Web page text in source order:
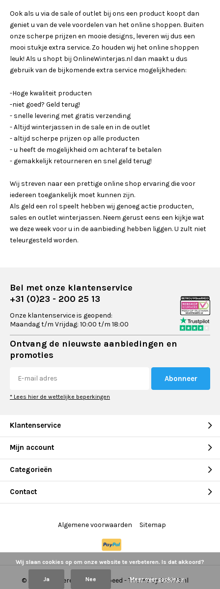
Ook als u via de sale of outlet bij ons een product koopt dan
geniet u van de vele voordelen van het online shoppen. Buiten
onze scherpe prijzen en mooie designs, leveren wij dus een
mooi stukje extra service. Zo houden wij het online shoppen
leuk! Als u shopt bij OnlineWinterjas.nl dan maakt u dus
gebruik van de bijkomende extra service mogelijkheden:
-Hoge kwaliteit producten
-niet goed? Geld terug!
- snelle levering met gratis verzending
- Altijd winterjassen in de sale en in de outlet
- altijd scherpe prijzen op alle producten
- u heeft de mogelijkheid om achteraf te betalen
- gemakkelijk retourneren en snel geld terug!
Wij streven naar een prettige online shop ervaring die voor
iedereen toegankelijk moet kunnen zijn.
Als geld een rol speelt hebben wij genoeg actie producten,
sales en outlet winterjassen. Neem gerust eens een kijkje wat
we deze week voor u in de aanbieding hebben liggen. U zult niet
teleurgesteld worden.
Bel met onze klantenservice
+31 (0)23 - 200 25 13
Onze klantenservice is geopend:
Maandag t/m Vrijdag: 10:00 t/m 18:00
Ontvang de nieuwste aanbiedingen en
promoties
Abonneer
* Lees hier de wettelijke beperkingen
Klantenservice
Mijn account
Categorieën
Contact
© 2026 - Powered byLightspeed - Theme byDMWS.nl
Algemene voorwaarden Sitemap
Wij slaan cookies op om onze website te verbeteren. Is dat akkoord?
Ja Nee Meer over cookies »